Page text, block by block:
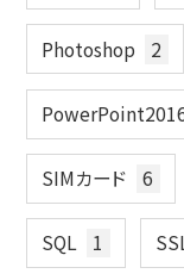
Photoshop 2
SIMカード 6
SQL 1